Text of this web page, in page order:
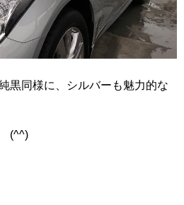
黒同様に、シルバーも魅力的な
(^^)